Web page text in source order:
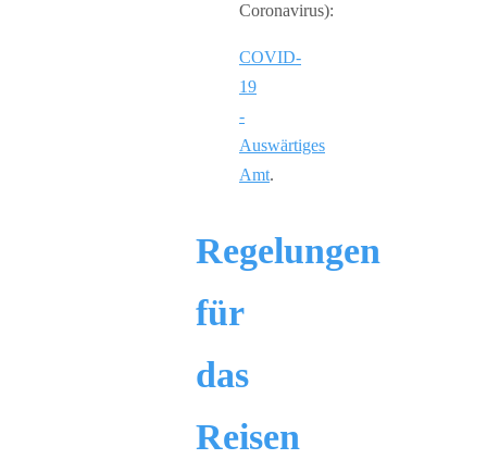
Coronavirus):
COVID-
19
-
Auswärtiges
Amt.
Regelungen
für
das
Reisen